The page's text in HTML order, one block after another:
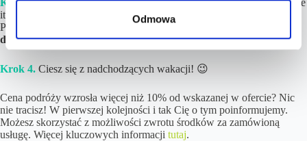
Odmowa
itd.)
i opisów znajdujących się w Planie
Podróży. Jeśli tylko chcesz,
noclegi możesz zapłacić nawet do kilku
dni przed wylotem!
Krok 4. Ciesz się z nadchodzących wakacji! 😉
Cena podróży wzrosła więcej niż 10% od wskazanej w ofercie? Nic
nie tracisz! W pierwszej kolejności i tak Cię o tym poinformujemy.
Możesz skorzystać z możliwości zwrotu środków za zamówioną
usługę. Więcej kluczowych informacji tutaj.